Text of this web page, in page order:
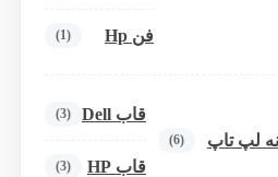
فن Hp (1)
لپ تاپ (6)
قاب Dell (3)
قاب HP (3)